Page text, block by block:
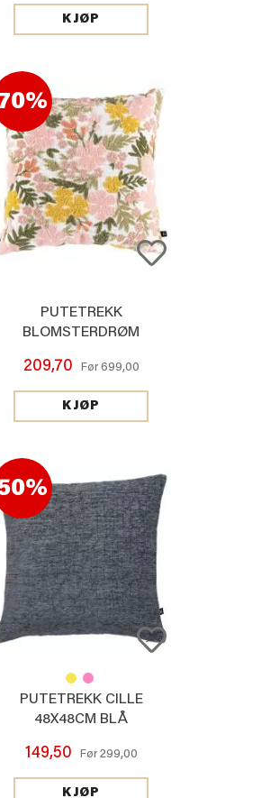
KJØP
PUTETREKK
BLOMSTERDRØM
209,70 Før699,00
KJØP
PUTETREKK CILLE
48X48CM BLÅ
149,50 Før299,00
KJØP